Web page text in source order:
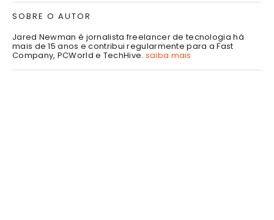
SOBRE O AUTOR
Jared Newman é jornalista freelancer de tecnologia há
mais de 15 anos e contribui regularmente para a Fast
Company, PCWorld e TechHive. saiba mais